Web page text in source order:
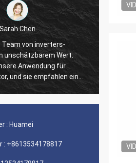
Sarah Chen
von inverters-
unschätzbarem Wert.
Anwendung für
und sie empfahlen ein
dynamischen
Hochleistungsprodukt!
: Huamei
: +8613534178817